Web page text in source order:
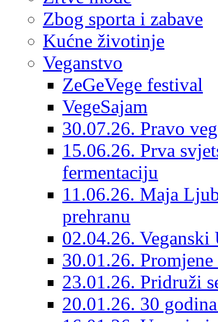
Zbog sporta i zabave
Kućne životinje
Veganstvo
ZeGeVege festival
VegeSajam
30.07.26. Pravo
15.06.26. Prva
fermentaciju
11.06.26. Maja
prehranu
02.04.26. Veganski
30.01.26.
23.01.26. Pridruži
20.01.26. 30